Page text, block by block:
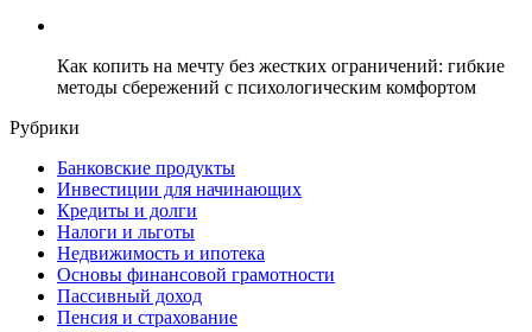
Как копить на мечту без жестких ограничений: гибкие
методы сбережений с психологическим комфортом
Рубрики
Банковские продукты
Инвестиции для начинающих
Кредиты и долги
Налоги и льготы
Недвижимость и ипотека
Основы финансовой грамотности
Пассивный доход
Пенсия и страхование